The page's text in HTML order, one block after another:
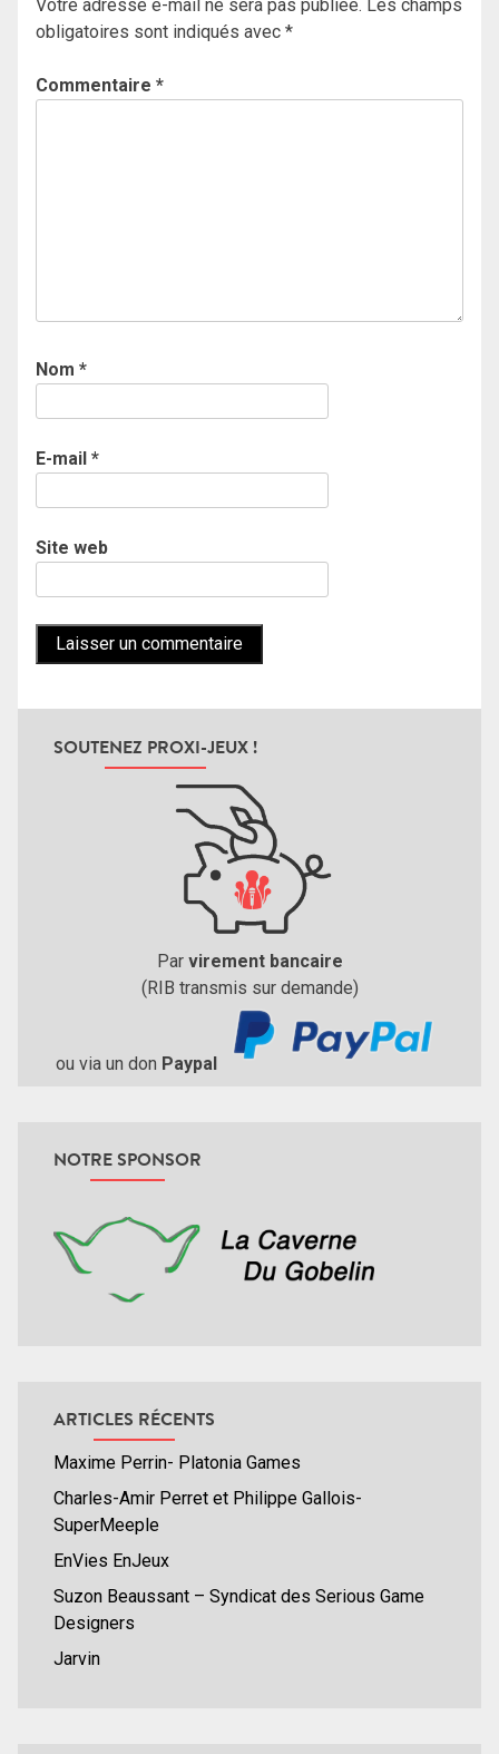
Votre adresse e-mail ne sera pas publiée. Les champs
obligatoires sont indiqués avec *
Commentaire *
Nom *
E-mail *
Site web
SOUTENEZ PROXI-JEUX !
Par virement bancaire
(RIB transmis sur demande)
ou via un don Paypal
NOTRE SPONSOR
ARTICLES RÉCENTS
Maxime Perrin- Platonia Games
Charles-Amir Perret et Philippe Gallois-
SuperMeeple
EnVies EnJeux
Suzon Beaussant – Syndicat des Serious Game
Designers
Jarvin